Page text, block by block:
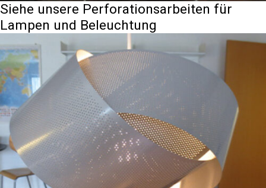
Siehe unsere Perforationsarbeiten für
Lampen und Beleuchtung